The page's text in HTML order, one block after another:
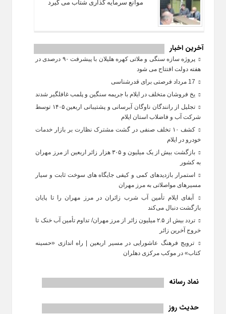
موانع سرمایه‌ گذاری شتاب می‌ گیرد
آخرین اخبار
پروژه سازه سنگی و ملاتی کهره هلیلان با پیشرفت ۹۰ درصدی در
هفته دولت افتتاح می شود
یخ‌ فروشان متخلف در ایلام با جریمه سنگین و پلمب غافلگیر شدند
تجلیل از رانندگان ناوگان آبرسانی و پشتیبانی اربعین ۱۴۰۵ توسط
شرکت آب و فاضلاب استان ایلام
کشف ۱۰ تخلف صنفی در گشت مشترک نظارت بر بازار خدمات
خودرو در ایلام
بازگشت بیش از یک میلیون و ۳۰۵ هزار زائر اربعین از مرز مهران
به کشور
استمرار بازدیدهای کمی و کیفی جایگاه‌ های سوخت ثابت و سیار
مسیرهای مواصلاتی به مرز مهران
آبفای ایلام تأمین آب شرب زائران در مرز مهران را تا پایان
بازگشت دنبال می‌کند
تردد بیش از ۲.۵ میلیون زائر از مرز مهران/ تداوم تأمین آب خنک تا
خروج آخرین زائر
ترویج فرهنگ عاشورایی در مسیر اربعین | راه‌ اندازی «حسینه
کتاب» در موکب مرکزی دهلران
نماد رسانه
حدیث روز